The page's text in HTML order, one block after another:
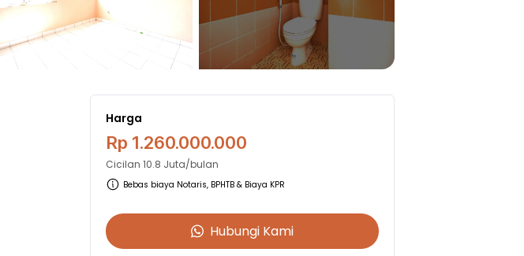
Harga
Rp 1.260.000.000
Cicilan10.8 Juta/bulan
Bebas biaya Notaris, BPHTB & Biaya KPR
Hubungi Kami